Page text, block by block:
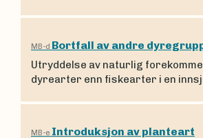
MB-d Bortfall av andre
Utryddelse av naturlig
dyrearter enn fiskearter i en
MB-e Introduksjon av planteart